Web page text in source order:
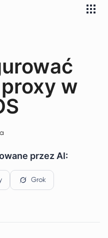
w
przez AI:
Grok